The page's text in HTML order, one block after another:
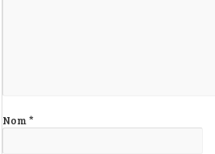
Nom*